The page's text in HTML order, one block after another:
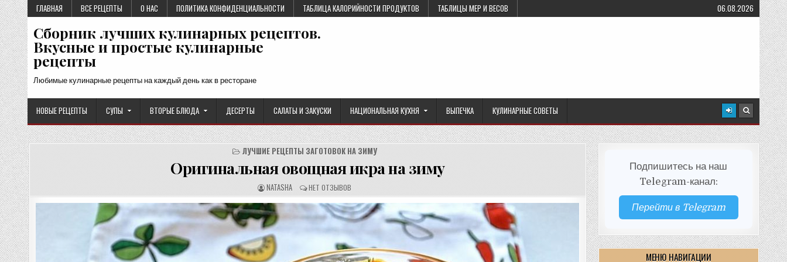
Перейти
к
содержимому
ГЛАВНАЯ ВСЕ РЕЦЕПТЫ О НАС ПОЛИТИКА КОНФИДЕНЦИАЛЬНОСТИ ТАБЛИЦА КАЛОРИЙНОСТИ ПРОДУКТОВ ТАБЛИЦЫ МЕР И ВЕСОВ 06.08.2026
Сборник лучших кулинарных рецептов.
Вкусные и простые кулинарные
рецепты
Любимые кулинарные рецепты на каждый день как в ресторане
НОВЫЕ РЕЦЕПТЫ СУПЫ ВТОРЫЕ БЛЮДА ДЕСЕРТЫ САЛАТЫ И ЗАКУСКИ НАЦИОНАЛЬНАЯ КУХНЯ ВЫПЕЧКА КУЛИНАРНЫЕ СОВЕТЫ
ЛУЧШИЕ РЕЦЕПТЫ ЗАГОТОВОК НА ЗИМУ
Оригинальная овощная икра на зиму
А
В
Т
О
Р
Р
Е
Ц
Е
П
Т
NATASHA О
Т
З
Ы
В
Ы
НЕТ ОТЗЫВОВ
Подпишитесь на наш
Telegram-канал:
Перейти в Telegram
МЕНЮ НАВИГАЦИИ